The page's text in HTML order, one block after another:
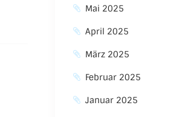
Mai 2025
April 2025
März 2025
Februar 2025
Januar 2025